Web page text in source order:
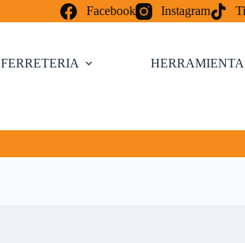
Facebook Instagram
FERRETERIA